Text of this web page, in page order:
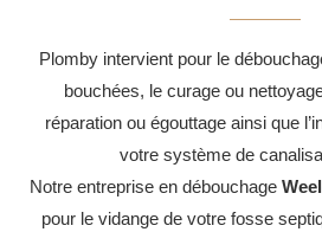
Plomby intervient pour le
bouchées, le curage ou
réparation ou égouttage ainsi que
votre système de
Notre entreprise en débouchage
pour le vidange de votre fosse